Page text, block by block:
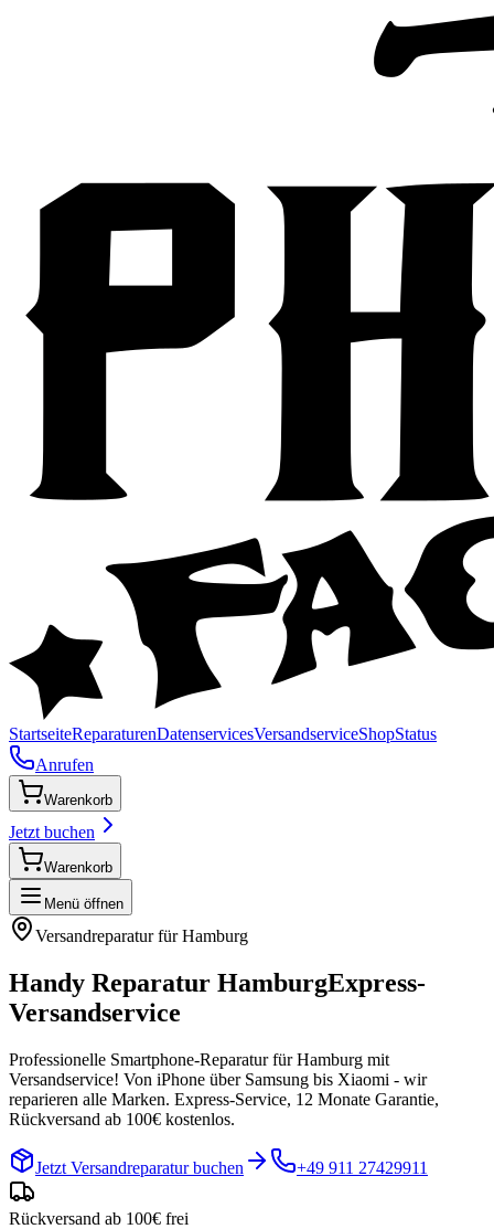
StartseiteReparaturenDatenservicesVersandserviceShopStatus
Anrufen
Warenkorb
Jetzt buchen
Warenkorb
Menü öffnen
Versandreparatur fürHamburg
Handy Reparatur HamburgExpress-
Versandservice
Professionelle Smartphone-Reparatur fürHamburg mit
Versandservice! Von iPhone über Samsung bis Xiaomi - wir
reparieren alle Marken. Express-Service, 12 Monate Garantie,
Rückversand ab 100€ kostenlos.
Jetzt Versandreparatur buchen +49 911 27429911
Rückversand ab 100€ frei